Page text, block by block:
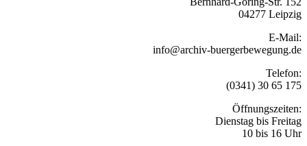
04277 Leipzig
E-Mail:
info@archiv-buergerbewegung.de
Telefon:
(0341) 30 65 175
Öffnungszeiten:
Dienstag bis Freitag
10 bis 16 Uhr